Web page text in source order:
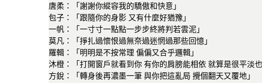
唐柔：「謝謝你縱容我的驕傲和快意」
包子：「跟隨你的身影 又有什麼好猶豫」
一帆：「一寸寸一點點一步步終將判若雲泥」
莫凡：「掙扎過懷恨過無奈過迷惘過那些回憶」
羅輯：「明明是不按常理 偏偏又合乎邏輯」
沐橙：「打開窗戶就看到你 有你的肩膀能相依 就算是很平淡也
方銳：「轉身後再濃墨一筆 與你把這亂局 攪個翻天又覆地」